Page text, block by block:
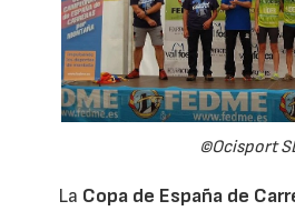
©Ocisport
La Copa de España de